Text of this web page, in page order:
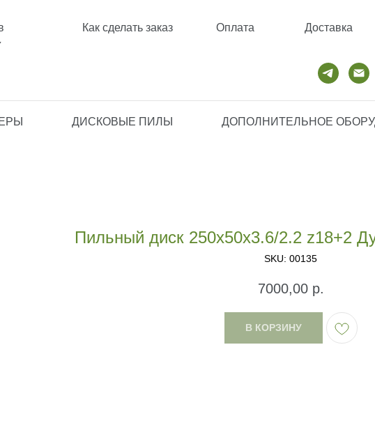
Оплата
Как сделать заказ Доставка
ДИСКОВЫЕ ПИЛЫ ДОПОЛНИТЕЛЬНОЕ
Пильный диск 250х50х3.6/2.2 z18+2
SKU: 00135
7000,00 р.
В КОРЗИНУ